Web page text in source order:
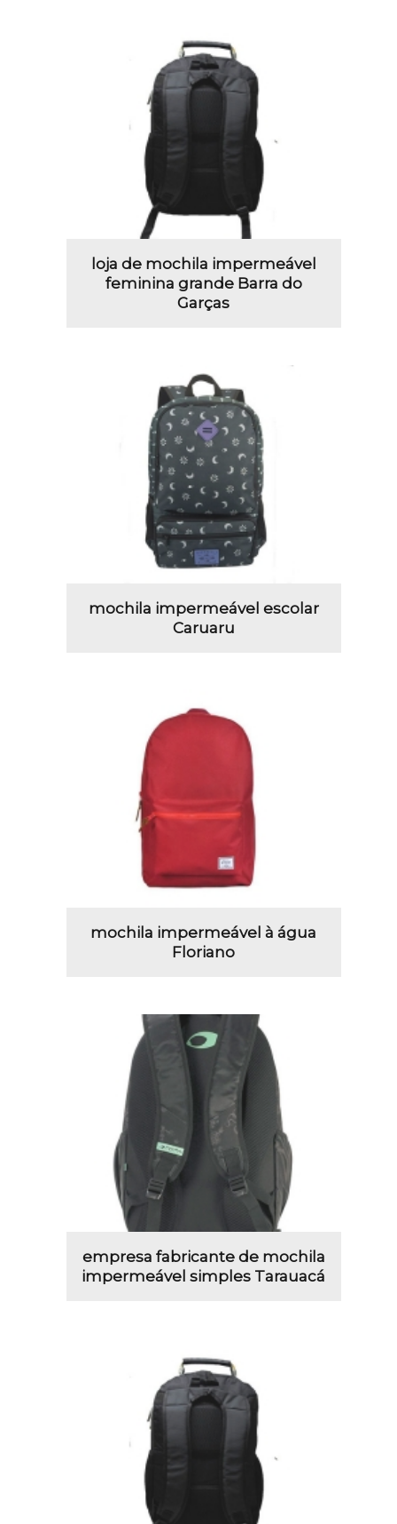
loja de mochila impermeável
feminina grande Barra do
Garças
mochila impermeável escolar
Caruaru
mochila impermeável à água
Floriano
empresa fabricante de mochila
impermeável simples Tarauacá